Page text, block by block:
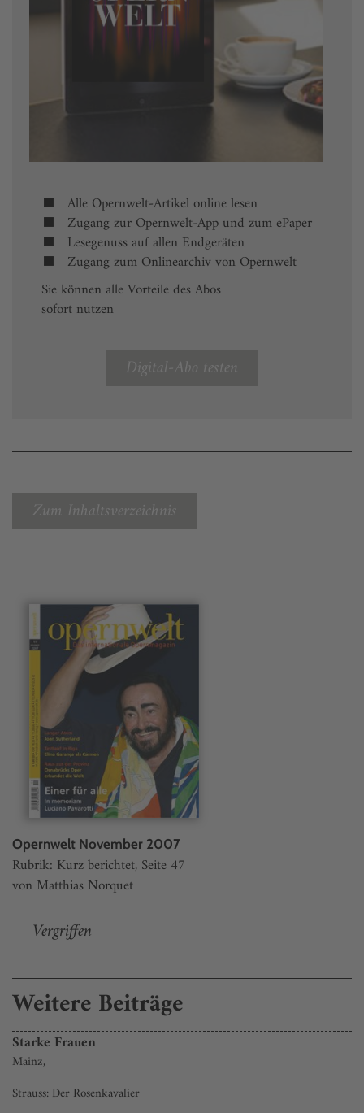
Alle Opernwelt-Artikel online lesen
Zugang zur Opernwelt-App und zum ePaper
Lesegenuss auf allen Endgeräten
Zugang zum Onlinearchiv von Opernwelt
Sie können alle Vorteile des Abos
sofort nutzen
Digital-Abo testen
Zum Inhaltsverzeichnis
Opernwelt November 2007
Rubrik: Kurz berichtet, Seite 47
von Matthias Norquet
Vergriffen
Weitere Beiträge
Starke Frauen
Mainz,
Strauss: Der Rosenkavalier